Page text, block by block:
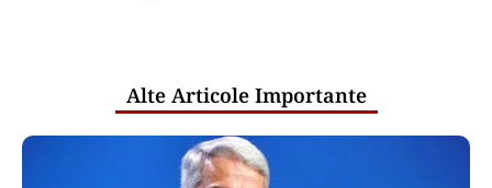
Alte Articole Importante